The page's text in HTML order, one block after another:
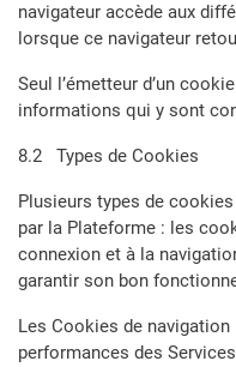
navigateur accède aux
lorsque ce navigateur
Seul l’émetteur d’un
informations qui y sont
8.2 Types de Cookies
Plusieurs types de
par la Plateforme : les
connexion et à la
garantir son bon
Les Cookies de
performances des